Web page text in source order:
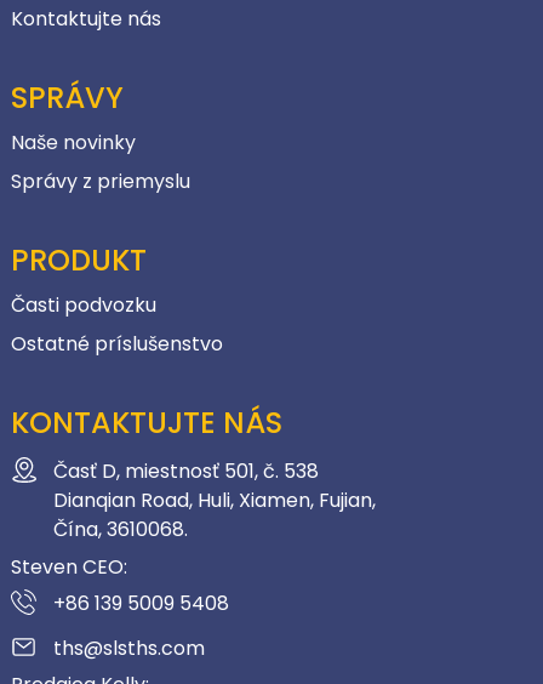
Kontaktujte nás
SPRÁVY
Naše novinky
Správy z priemyslu
PRODUKT
Časti podvozku
Ostatné príslušenstvo
KONTAKTUJTE NÁS
Časť D, miestnosť 501, č. 538
Dianqian Road, Huli, Xiamen, Fujian,
Čína, 3610068.
Steven CEO:
+86 139 5009 5408
ths@slsths.com